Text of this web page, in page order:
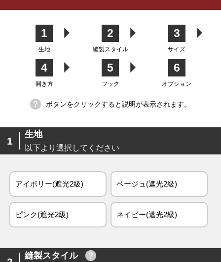
カバー
テン
生地
1
生地
2
縫製スタイル
3
サイズ
4
開き方
5
フック
6
オプション
ボタンをクリックすると説明が表示されます。
1
生地
以下より選択してください
アイボリー(遮光2級) ベージュ(遮光2級)
ピンク(遮光2級) ネイビー(遮光2級)
縫製スタイル